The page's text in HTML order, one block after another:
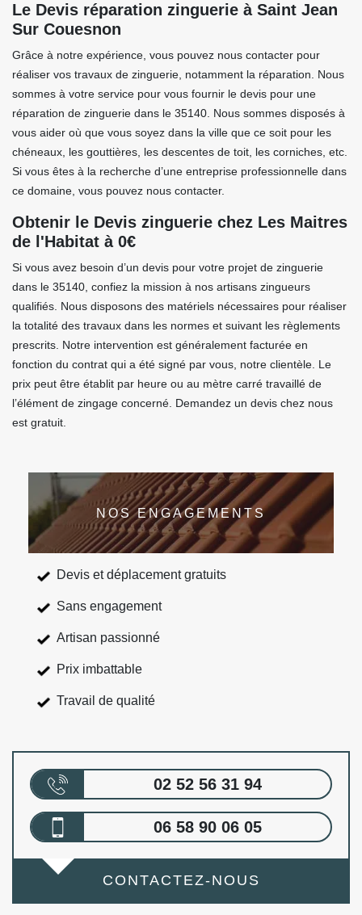
Le Devis réparation zinguerie à Saint Jean
Sur Couesnon
Grâce à notre expérience, vous pouvez nous contacter pour
réaliser vos travaux de zinguerie, notamment la réparation. Nous
sommes à votre service pour vous fournir le devis pour une
réparation de zinguerie dans le 35140. Nous sommes disposés à
vous aider où que vous soyez dans la ville que ce soit pour les
chéneaux, les gouttières, les descentes de toit, les corniches, etc.
Si vous êtes à la recherche d’une entreprise professionnelle dans
ce domaine, vous pouvez nous contacter.
Obtenir le Devis zinguerie chez Les Maitres
de l'Habitat à 0€
Si vous avez besoin d’un devis pour votre projet de zinguerie
dans le 35140, confiez la mission à nos artisans zingueurs
qualifiés. Nous disposons des matériels nécessaires pour réaliser
la totalité des travaux dans les normes et suivant les règlements
prescrits. Notre intervention est généralement facturée en
fonction du contrat qui a été signé par vous, notre clientèle. Le
prix peut être établit par heure ou au mètre carré travaillé de
l’élément de zingage concerné. Demandez un devis chez nous
est gratuit.
NOS ENGAGEMENTS
Devis et déplacement gratuits
Sans engagement
Artisan passionné
Prix imbattable
Travail de qualité
02 52 56 31 94
06 58 90 06 05
CONTACTEZ-NOUS